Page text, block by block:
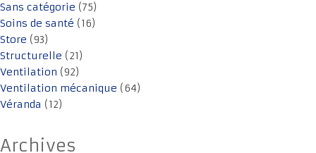
Sans catégorie (75)
Soins de santé (16)
Store (93)
Structurelle (21)
Ventilation (92)
Ventilation mécanique (64)
Véranda (12)
Archives